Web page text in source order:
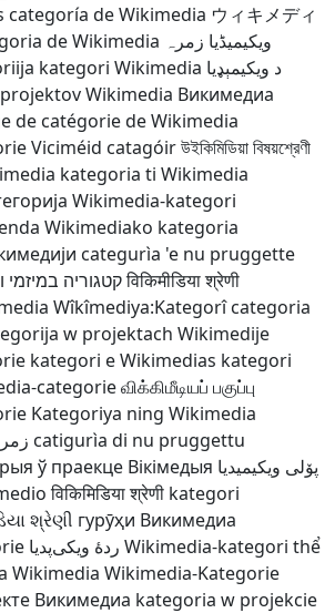
categoría de Wikimedia ウィキメディ
de Wikimedia ویکیمیڈیا زمرہ
kategori Wikimedia د ويکيمېډيا
Wikimedia Викимедиа
de catégorie de Wikimedia
Viciméid catagóirউইকিমিডিয়া বিষয়শ্রেণী
kategoria ti Wikimedia
Wikimedia-kategori
Wikimediako kategoria
categurìa 'e nu pruggette
קטגוריה במיזמיविकिमीडिया श्रेणी
Wîkîmediya:Kategorî categoria
w projektach Wikimedije
kategori e Wikimedias kategori
categorieவிக்கிமீடியப் பகுப்பு
Kategoriya ning Wikimedia
catigurìa di nu pruggettu
ў праекце Вікімедыя پۆلی ویکیمیدیا
विकिमिडिया श्रेणी kategori
શ્રેણી гурӯҳи Викимедиа
ردهٔ ویکی‌پدیا Wikimedia-kategori thể
Wikimedia Wikimedia-Kategorie
Викимедиа kategoria w projekcie